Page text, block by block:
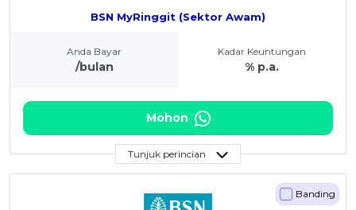
BSN MyRinggit (Sektor Awam)
Anda Bayar
/bulan
Kadar Keuntungan
% p.a.
Mohon
Tunjuk perincian
Banding